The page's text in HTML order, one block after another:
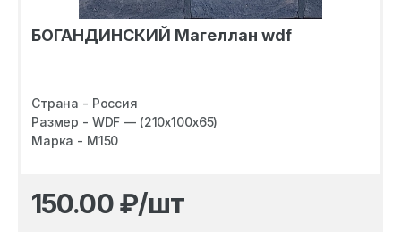
БОГАНДИНСКИЙ Магеллан wdf
Страна - Россия
Размер - WDF — (210х100х65)
Марка - M150
150.00₽/шт